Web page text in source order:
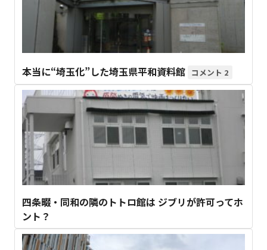
本当に“埼玉化”した埼玉県平和資料館 2
四条畷・同和の隣のトトロ館は ジブリが許可ってホ
ント？